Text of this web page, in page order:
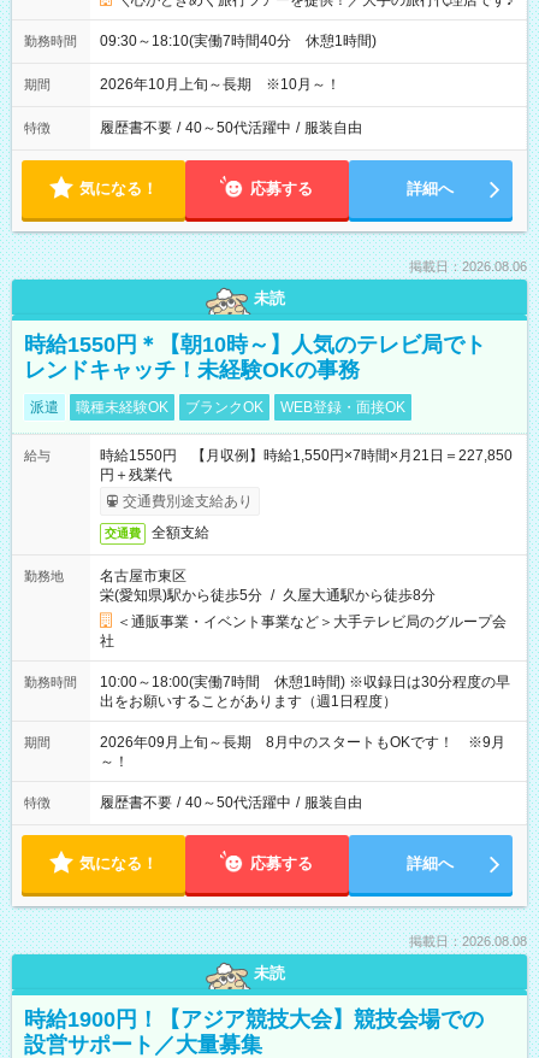
勤務時間 09:30～18:10(実働7時間40分 休憩1時間)
期間 2026年10月上旬～長期 ※10月～！
特徴 履歴書不要 / 40～50代活躍中 / 服装自由
気になる！ 応募する 詳細へ
掲載日：2026.08.06
未読
時給1550円＊【朝10時～】人気のテレビ局でト
レンドキャッチ！未経験OKの事務
派遣 職種未経験OK ブランクOK WEB登録・面接OK
給与
時給1550円 【月収例】時給1,550円×7時間×月21日＝227,850
円＋残業代
交通費別途支給あり
交通費 全額支給
勤務地
名古屋市東区
栄(愛知県)駅から徒歩5分 / 久屋大通駅から徒歩8分
＜通販事業・イベント事業など＞大手テレビ局のグループ会
社
勤務時間
10:00～18:00(実働7時間 休憩1時間) ※収録日は30分程度の早
出をお願いすることがあります（週1日程度）
期間
2026年09月上旬～長期 8月中のスタートもOKです！ ※9月
～！
特徴 履歴書不要 / 40～50代活躍中 / 服装自由
気になる！ 応募する 詳細へ
掲載日：2026.08.08
未読
時給1900円！【アジア競技大会】競技会場での
設営サポート／大量募集